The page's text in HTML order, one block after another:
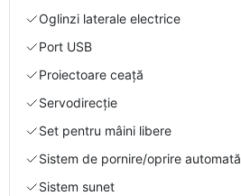
Oglinzi laterale electrice
Port USB
Proiectoare ceață
Servodirecție
Set pentru mâini libere
Sistem de pornire/oprire automată
Sistem sunet